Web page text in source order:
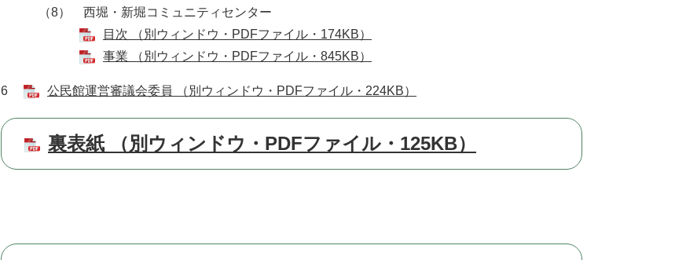
（8） 西堀・新堀コミュニティセンター
目次 （別ウィンドウ・PDFファイル・174KB）
事業 （別ウィンドウ・PDFファイル・845KB）
6 公民館運営審議会委員 （別ウィンドウ・PDFファイル・224KB）
裏表紙 （別ウィンドウ・PDFファイル・125KB）